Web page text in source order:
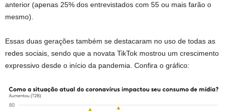
anterior (apenas 25% dos entrevistados com 55 ou mais farão o
mesmo).
Essas duas gerações também se destacaram no uso de todas as
redes sociais, sendo que a novata TikTok mostrou um crescimento
expressivo desde o início da pandemia. Confira o gráfico: